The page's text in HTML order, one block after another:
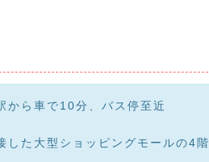
から車で10分、バス停至近
した大型ショッピングモールの4階